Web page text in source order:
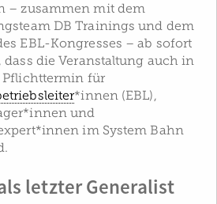
– zusammen mit dem
DB Trainings und dem
EBL-Kongresses – ab sofort
dass die Veranstaltung auch in
Pflichttermin für
*innen (EBL),
und
im System Bahn
letzter Generalist